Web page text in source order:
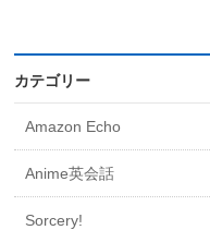
カテゴリー
Amazon Echo
Anime英会話
Sorcery!